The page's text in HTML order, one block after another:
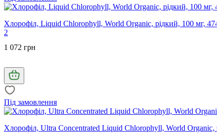
Хлорофіл, Liquid Chlorophyll, World Organic, рідкий, 100 мг,
2
1 072 грн
Під замовлення
Хлорофіл, Ultra Concentrated Liquid Chlorophyll, World Organic,